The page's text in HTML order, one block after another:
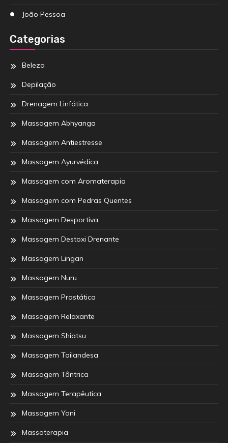
João Pessoa
Categorias
Beleza
Depilação
Drenagem Linfática
Massagem Abhyanga
Massagem Antiestresse
Massagem Ayurvédica
Massagem com Aromaterapia
Massagem com Pedras Quentes
Massagem Desportiva
Massagem Destoxi Drenante
Massagem Lingan
Massagem Nuru
Massagem Prostática
Massagem Relaxante
Massagem Shiatsu
Massagem Tailandesa
Massagem Tântrica
Massagem Terapêutica
Massagem Yoni
Massoterapia